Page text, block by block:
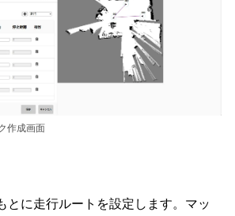
作成画面
とに走行ルートを設定します。マッ